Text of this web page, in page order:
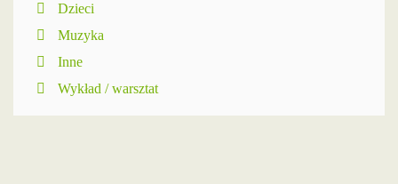
Dzieci
Muzyka
Inne
Wykład / warsztat